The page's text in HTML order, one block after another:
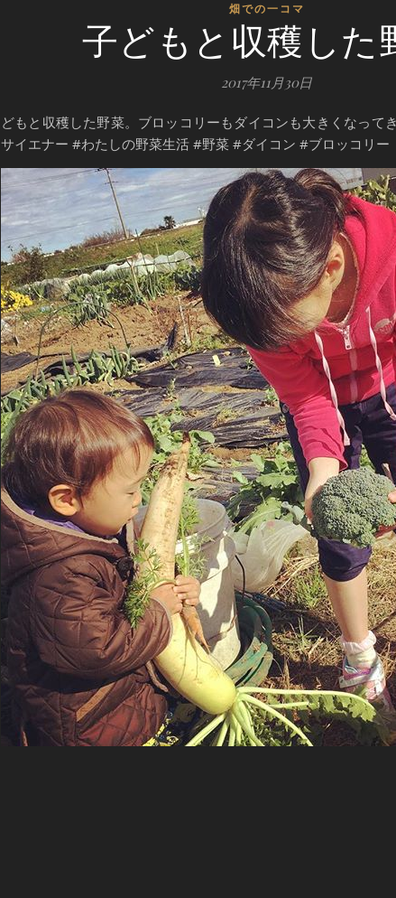
畑での一コマ
子どもと収穫した
2017年11月30日
どもと収穫した野菜。ブロッコリーもダイコンも大きくなっ
サイエナー #わたしの野菜生活 #野菜 #ダイコン #ブロッコリー